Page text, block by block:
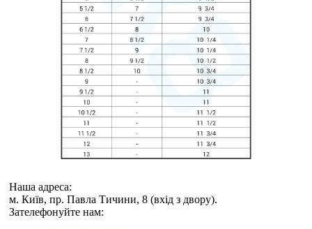
Наша адреса:
м. Київ, пр. Павла Тичини, 8 (вхід з двору).
Зателефонуйте нам: